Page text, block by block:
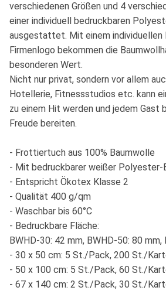
verschiedenen Größen und 4
einer individuell bedruckbaren
ausgestattet. Mit einem individuellen
Firmenlogo bekommen die
besonderen Wert.
Nicht nur privat, sondern vor allem
Hotellerie, Fitnessstudios etc. kann
zu einem Hit werden und jedem Gast
Freude bereiten.
- Frottiertuch aus 100% Baumwolle
- Mit bedruckbarer weißer Polyester-
- Entspricht Ökotex Klasse 2
- Qualität 400 g/qm
- Waschbar bis 60°C
- Bedruckbare Fläche:
BWHD-30: 42 mm, BWHD-50: 80
- 30 x 50 cm: 5 St./Pack, 200 St./
- 50 x 100 cm: 5 St./Pack, 60 St./
- 67 x 140 cm: 2 St./Pack, 30 St./